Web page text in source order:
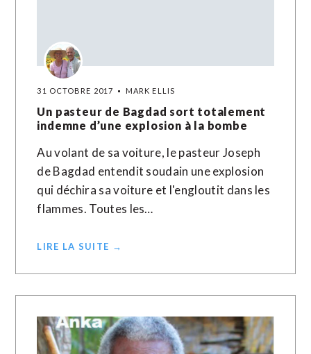
31 OCTOBRE 2017 MARK ELLIS
Un pasteur de Bagdad sort totalement
indemne d’une explosion à la bombe
Au volant de sa voiture, le pasteur Joseph
de Bagdad entendit soudain une explosion
qui déchira sa voiture et l'engloutit dans les
flammes. Toutes les…
LIRE LA SUITE →